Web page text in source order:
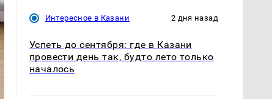
Интересное в Казани 2 дня назад
Успеть до сентября: где в Казани
провести день так, будто лето только
началось